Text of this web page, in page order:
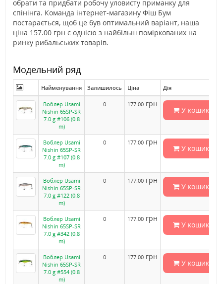
обрати та придбати робочу уловисту приманку для
спінінга. Команда інтернет-магазину Фіш Бум
постарається, щоб це був оптимальний варіант, наша
ціна 157.00 грн є однією з найбільш поміркованих на
ринку рибальських товарів.
Модельний ряд
Найменування Залишилось Ціна Дія
Воблер Usami
Nishin 65SP-SR
7.0 g #106 (0.8
m)
0 177.00 грн
У кошик
Воблер Usami
Nishin 65SP-SR
7.0 g #107 (0.8
m)
0 177.00 грн
У кошик
Воблер Usami
Nishin 65SP-SR
7.0 g #122 (0.8
m)
0 177.00 грн
У кошик
Воблер Usami
Nishin 65SP-SR
7.0 g #342 (0.8
m)
0 177.00 грн
У кошик
Воблер Usami
Nishin 65SP-SR
7.0 g #554 (0.8
m)
0 177.00 грн
У кошик